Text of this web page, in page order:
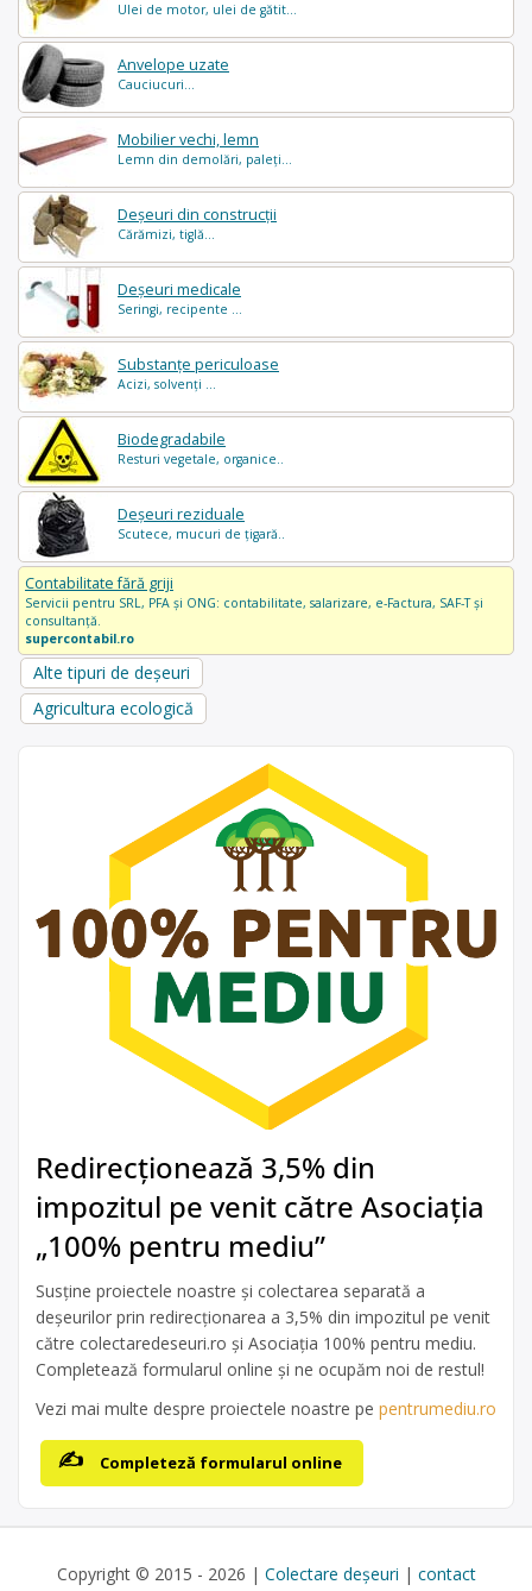
Ulei de motor, ulei de gătit...
Anvelope uzate
Cauciucuri...
Mobilier vechi, lemn
Lemn din demolări, paleți...
Deșeuri din construcții
Cărămizi, tiglă...
Deșeuri medicale
Seringi, recipente ...
Substanțe periculoase
Acizi, solvenți ...
Biodegradabile
Resturi vegetale, organice..
Deșeuri reziduale
Scutece, mucuri de țigară..
Contabilitate fără griji
Servicii pentru SRL, PFA și ONG: contabilitate, salarizare, e-Factura, SAF-T și
consultanță.
supercontabil.ro
Alte tipuri de deșeuri
Agricultura ecologică
Redirecționează 3,5% din
impozitul pe venit către Asociația
„100% pentru mediu”
Susține proiectele noastre și colectarea separată a
deșeurilor prin redirecționarea a 3,5% din impozitul pe venit
către colectaredeseuri.ro și Asociația 100% pentru mediu.
Completează formularul online și ne ocupăm noi de restul!
Vezi mai multe despre proiectele noastre pe pentrumediu.ro
Completeză formularul online
Copyright © 2015 - 2026 | Colectare deșeuri | contact